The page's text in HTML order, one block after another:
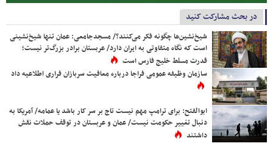
در بحث مشارکت کنید
شیخ‌نشین‌ها چگونه فکر می‌کنند؟/ مسجدجامعی: عمان تنها شیخ‌نشینی
است که نگاه متفاوتی به ایران دارد/ عربستان برادر بزرگ‌تر نیست؛
قدرت مسلط خلیج فارس است
سازمان وظیفه عمومی فراجا درباره معافیت سربازان فراری اطلاعیه داد
ابوالفتح: برای ترامپ مهم نیست تاج بر سر کار باشد یا عمامه/ آمریکا به
دنبال تغییر حکومت نیست/ عمان و عربستان در توقف حملات نقش
داشتند